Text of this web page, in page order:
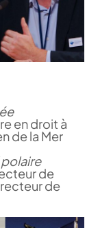
en droit à
de la Mer
polaire
de
de